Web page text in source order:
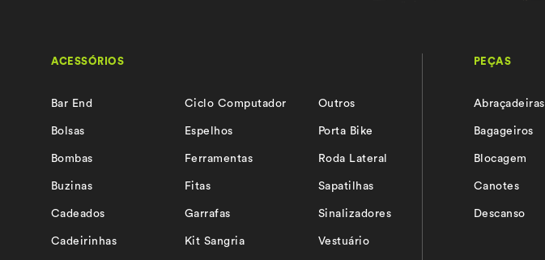
ACESSÓRIOS
Bar End
Bolsas
Bombas
Buzinas
Cadeados
Cadeirinhas
Ciclo Computador
Espelhos
Ferramentas
Fitas
Garrafas
Kit Sangria
Outros
Porta Bike
Roda Lateral
Sapatilhas
Sinalizadores
Vestuário
PEÇAS
Abraçadeiras
Bagageiros
Blocagem
Canotes
Descanso